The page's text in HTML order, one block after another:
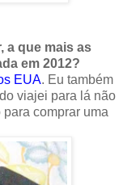
a que mais as
em 2012?
EUA. Eu também
viajei para lá não
comprar uma